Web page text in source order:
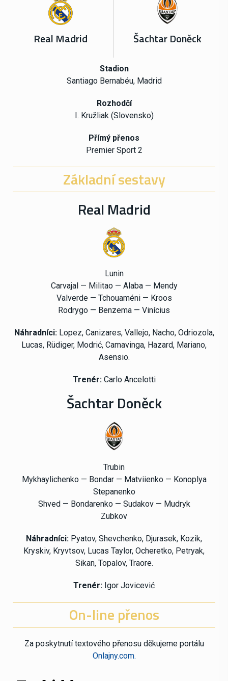
Real Madrid Šachtar Doněck
Stadion
Santiago Bernabéu, Madrid
Rozhodčí
I. Kružliak (Slovensko)
Přímý přenos
Premier Sport 2
Základní sestavy
Real Madrid
Lunin
Carvajal — Militao — Alaba — Mendy
Valverde — Tchouaméni — Kroos
Rodrygo — Benzema — Vinícius
Náhradníci:Lopez, Canizares, Vallejo, Nacho, Odriozola,
Lucas, Rüdiger, Modrić, Camavinga, Hazard, Mariano,
Asensio.
Trenér:Carlo Ancelotti
Šachtar Doněck
Trubin
Mykhaylichenko — Bondar — Matviienko — Konoplya
Stepanenko
Shved — Bondarenko — Sudakov — Mudryk
Zubkov
Náhradníci: Pyatov, Shevchenko, Djurasek, Kozik,
Kryskiv, Kryvtsov, Lucas Taylor, Ocheretko, Petryak,
Sikan, Topalov, Traore.
Trenér: Igor Jovicević
On-line přenos
Za poskytnutí textového přenosu děkujeme portálu
Onlajny.com.